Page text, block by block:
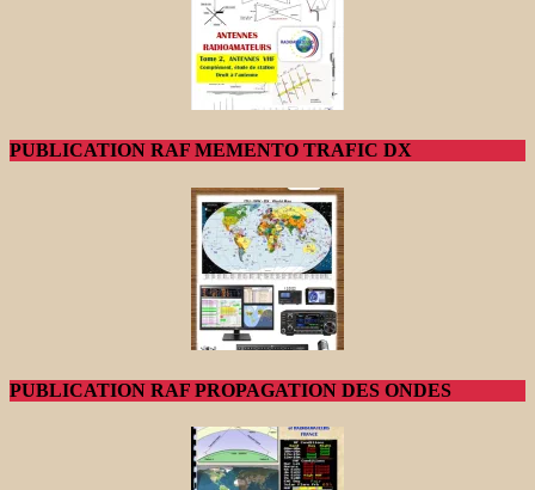
PUBLICATION RAF MEMENTO TRAFIC DX
PUBLICATION RAF PROPAGATION DES ONDES